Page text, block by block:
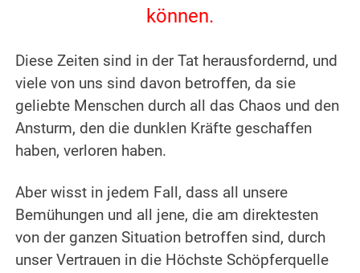
können.
Diese Zeiten sind in der Tat herausfordernd, und
viele von uns sind davon betroffen, da sie
geliebte Menschen durch all das Chaos und den
Ansturm, den die dunklen Kräfte geschaffen
haben, verloren haben.
Aber wisst in jedem Fall, dass all unsere
Bemühungen und all jene, die am direktesten
von der ganzen Situation betroffen sind, durch
unser Vertrauen in die Höchste Schöpferquelle